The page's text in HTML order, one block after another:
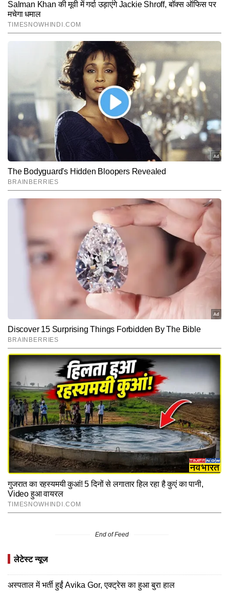
End of Feed
लेटेस्ट न्यूज
अस्पताल में भर्ती हुईं Avika Gor, एक्ट्रेस का हुआ बुरा हाल